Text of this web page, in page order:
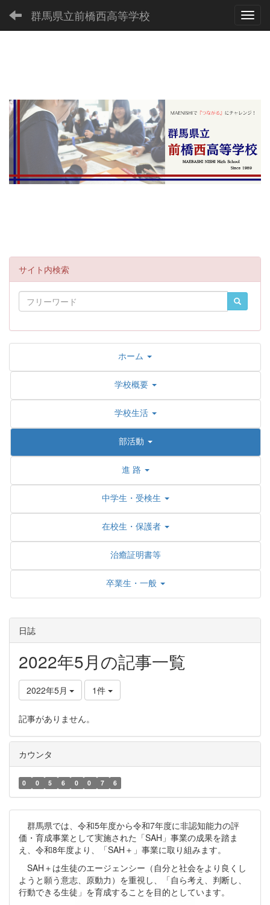
群馬県立前橋西高等学校
サイト内検索
ホーム
学校概要
学校生活
部活動
進 路
中学生・受検生
在校生・保護者
治癒証明書等
卒業生・一般
日誌
2022年5月の記事一覧
2022年5月 1件
記事がありません。
カウンタ
0 0 5 6 0 0 7 6
群馬県では、令和5年度から令和7年度に非認知能力の評
価・育成事業として実施された「SAH」事業の成果を踏ま
え、令和8年度より、「SAH＋」事業に取り組みます。
SAH＋は生徒のエージェンシー（自分と社会をより良くし
ようと願う意志、原動力）を重視し、「自ら考え、判断し、
行動できる生徒」を育成することを目的としています。